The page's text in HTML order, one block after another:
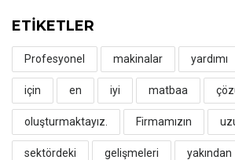
ETİKETLER
Profesyonel makinalar yardımı
için en iyi matbaa
oluşturmaktayız. Firmamızın
sektördeki gelişmeleri yakından